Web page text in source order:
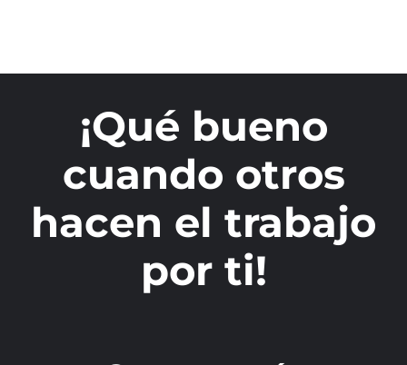
¡Qué bueno
cuando otros
hacen el trabajo
por ti!